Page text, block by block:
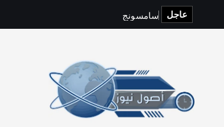
عاجل سامسونج